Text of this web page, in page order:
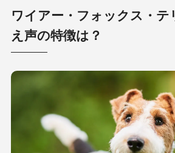
ワイアー・フォックス・テ
え声の特徴は？